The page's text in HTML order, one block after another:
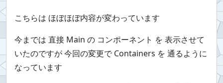
こちらは ほぼほぼ内容が変わっています
今までは 直接 Main の コンポーネント を 表示させて
いたのですが 今回の変更で Containers を 通るように
なっています